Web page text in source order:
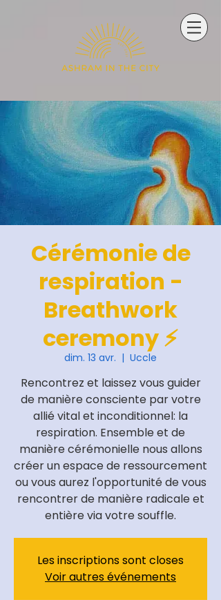
Cérémonie de
respiration -
Breathwork
ceremony ⚡️
dim. 13 avr.
  |
Uccle
Rencontrez et laissez vous guider
de manière consciente par votre
allié vital et inconditionnel: la
respiration. Ensemble et de
manière cérémonielle nous allons
créer un espace de ressourcement
ou vous aurez l'opportunité de vous
rencontrer de manière radicale et
entière via votre souffle.
Les inscriptions sont closes
Voir autres événements